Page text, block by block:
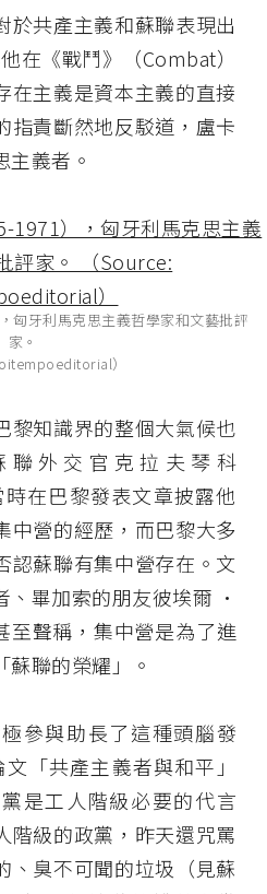
於共產主義和蘇聯表現出
在《戰鬥》（Combat）
在主義是資本主義的直接
指責斷然地反駁道，盧卡
主義者。
匈牙利馬克思主義哲學家和文藝批評
家。
）
黎知識界的整個大氣候也
聯外交官克拉夫琴科
時在巴黎發表文章披露他
中營的經歷，而巴黎大多
認蘇聯有集中營存在。文
、畢加索的朋友彼埃爾 •
至聲稱，集中營是為了進
聯的榮耀」。
參與助長了這種頭腦發
「共產主義者與和平」
是工人階級必要的代言
階級的政黨，昨天還咒罵
、臭不可聞的垃圾（見蘇